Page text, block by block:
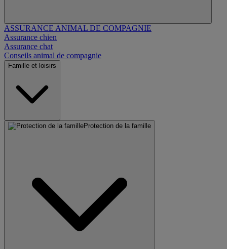
ASSURANCE ANIMAL DE COMPAGNIE
Assurance chien
Assurance chat
Conseils animal de compagnie
Famille et loisirs
Protection de la famille